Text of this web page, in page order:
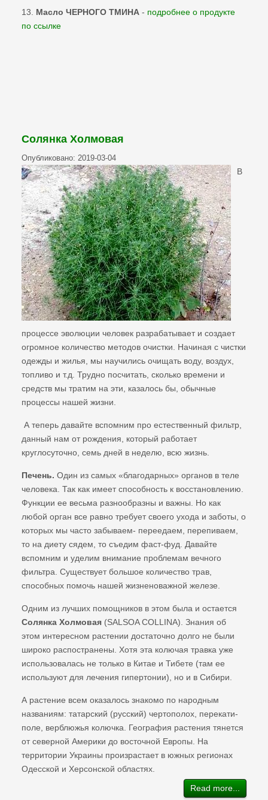
13. Масло ЧЕРНОГО ТМИНА - подробнее о продукте
по ссылке
Солянка Холмовая
Опубликовано: 2019-03-04
В
процессе эволюции человек разрабатывает и создает
огромное количество методов очистки. Начиная с чистки
одежды и жилья, мы научились очищать воду, воздух,
топливо и т.д. Трудно посчитать, сколько времени и
средств мы тратим на эти, казалось бы, обычные
процессы нашей жизни.
А теперь давайте вспомним про естественный фильтр,
данный нам от рождения, который работает
круглосуточно, семь дней в неделю, всю жизнь.
Печень.Один из самых «благодарных» органов в теле
человека. Так как имеет способность к восстановлению.
Функции ее весьма разнообразны и важны. Но как
любой орган все равно требует своего ухода и заботы, о
которых мы часто забываем- переедаем, перепиваем,
то на диету сядем, то съедим фаст-фуд. Давайте
вспомним и уделим внимание проблемам вечного
фильтра. Существует большое количество трав,
способных помочь нашей жизненоважной железе.
Одним из лучших помощников в этом была и остается
Солянка Холмовая (SALSOA COLLINA). Знания об
этом интересном растении достаточно долго не были
широко распостранены. Хотя эта колючая травка уже
использовалась не только в Китае и Тибете (там ее
используют для лечения гипертонии), но и в Сибири.
А растение всем оказалось знакомо по народным
названиям: татарский (русский) чертополох, перекати-
поле, верблюжья колючка. География растения тянется
от северной Америки до восточной Европы. На
территории Украины произрастает в южных регионах
Одесской и Херсонской областях.
Read more...